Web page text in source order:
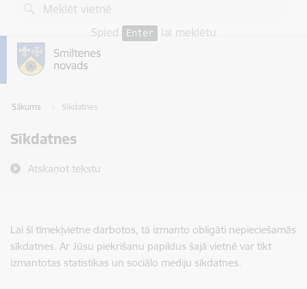
Pāriet uz lapas saturu
Spied
Enter lai meklētu
Sākums Sīkdatnes
Sīkdatnes
Atskaņot tekstu
Lai šī tīmekļvietne darbotos, tā izmanto obligāti nepieciešamās
sīkdatnes. Ar Jūsu piekrišanu papildus šajā vietnē var tikt
izmantotas statistikas un sociālo mediju sīkdatnes.